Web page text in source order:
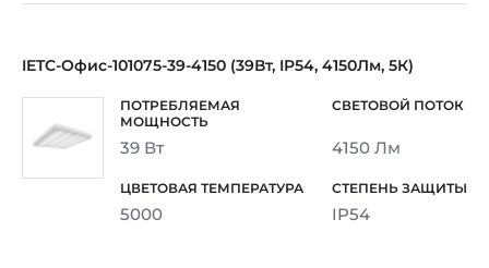
IETC-Офис-101075-39-4150 (39Вт, IP54, 4150Лм, 5К)
39 Вт 4150 Лм
5000 IP54